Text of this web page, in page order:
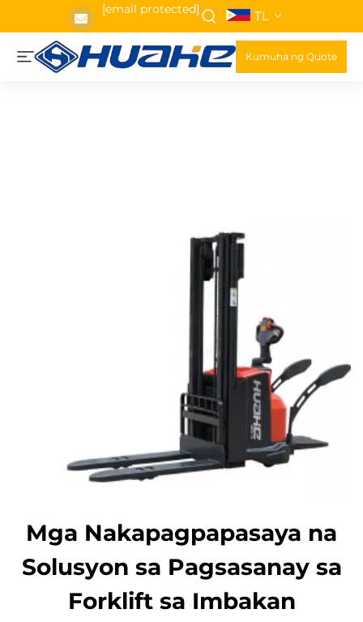
[email protected] TL
Kumuha ng Quote
Mga Nakapagpapasaya na
Solusyon sa Pagsasanay sa
Forklift sa Imbakan